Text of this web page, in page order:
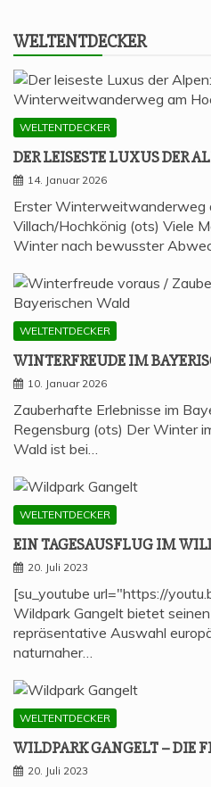
WELT­ENT­DE­CKER
WELTENTDECKER
DER LEI­SES­TE LUXUS DER
14. Januar 2026
Erster Winterweitwanderweg
Villach/Hochkönig (ots) Viele
Winter nach bewusster
WELTENTDECKER
WIN­TER­FREU­DE IM
10. Januar 2026
Zauberhafte Erlebnisse im
Regensburg (ots) Der Winter
Wald ist bei…
WELTENTDECKER
EIN TAGES­AUS­FLUG IM
20. Juli 2023
[su_youtube url="https://
Wildpark Gangelt bietet
repräsentative Auswahl
naturnaher…
WELTENTDECKER
WILD­PARK GAN­GELT – DIE
20. Juli 2023